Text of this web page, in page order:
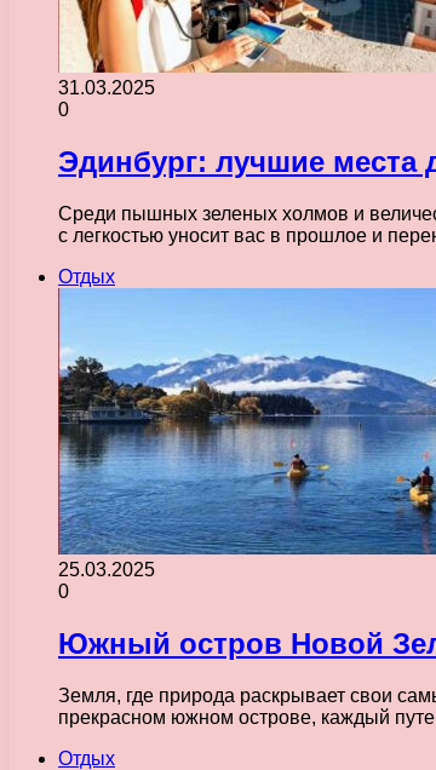
31.03.2025
0
Эдинбург: лучшие места
Среди пышных зеленых холмов и
с легкостью уносит вас в прошлое и
Отдых
25.03.2025
0
Южный остров Новой
Земля, где природа раскрывает свои
прекрасном южном острове, каждый
Отдых